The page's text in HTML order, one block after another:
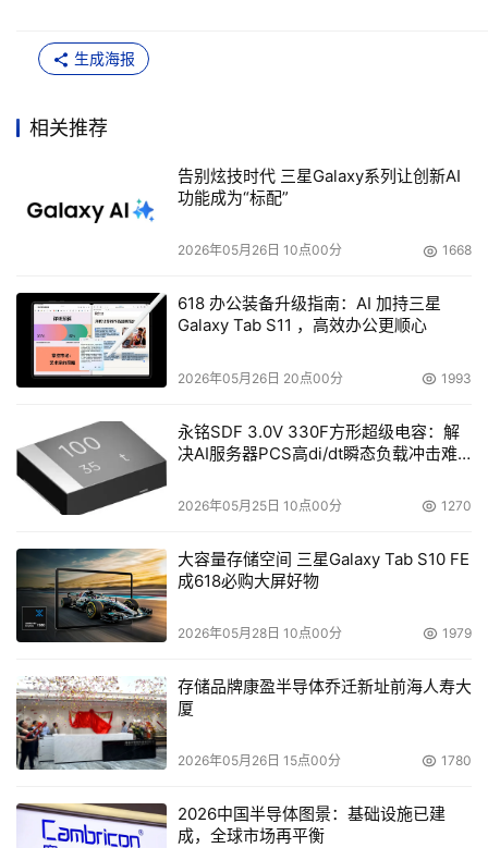
生成海报
相关推荐
告别炫技时代 三星Galaxy系列让创新AI
功能成为“标配”
2026年05月26日 10点00分 1668
618 办公装备升级指南：AI 加持三星
Galaxy Tab S11 ，高效办公更顺心
2026年05月26日 20点00分 1993
永铭SDF 3.0V 330F方形超级电容：解
决AI服务器PCS高di/dt瞬态负载冲击难
2026年05月25日 10点00分 1270
大容量存储空间 三星Galaxy Tab S10 FE
成618必购大屏好物
2026年05月28日 10点00分 1979
存储品牌康盈半导体乔迁新址前海人寿大
厦
2026年05月26日 15点00分 1780
2026中国半导体图景：基础设施已建
成，全球市场再平衡